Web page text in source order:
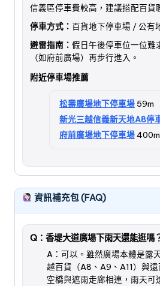
信義區停車費較高，建議搭配百貨
停車方式： 百貨地下停車場 / 公有
避雷指南： 假日午後停車位一位難
（如府前廣場）再步行進入。
附近停車場推薦
松壽廣場地下停車場 59m
新光三越信義新天地A8停
府前廣場地下停車場400m
資訊補充包 (FAQ)
Q：香堤大道廣場下雨天還能逛嗎
A：可以。雖然廣場本體是露
越百貨（A8、A9、A11）與
空橋與遮雨走廊相連，雨天可